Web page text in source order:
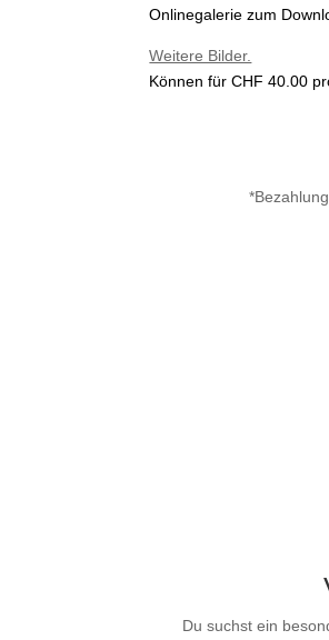
Onlinegalerie zum
Weitere Bilder.
Können für CHF 40.00
Du suchst ein